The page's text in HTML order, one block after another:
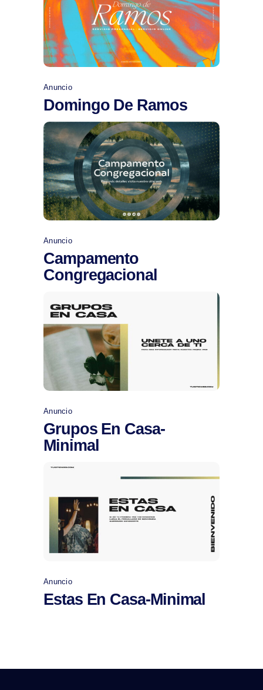
Comprar
Anuncio
Domingo De Ramos
Comprar
Anuncio
Campamento
Congregacional
Comprar
Anuncio
Grupos En Casa-
Minimal
Comprar
Anuncio
Estas En Casa-Minimal